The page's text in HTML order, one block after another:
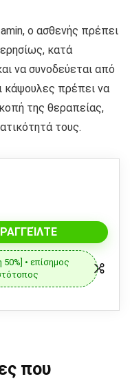
ο ασθενής πρέπει
κατά
να συνοδεύεται από
κάψουλες πρέπει να
της θεραπείας,
τους.
• επίσημος
που